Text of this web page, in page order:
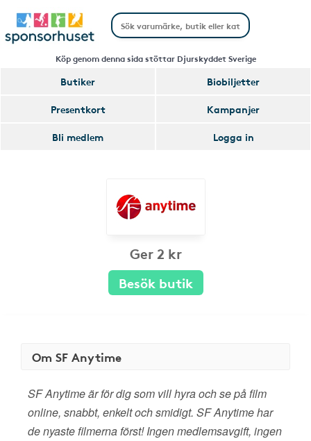
Köp genom denna sida stöttar Djurskyddet Sverige
Butiker
Biobiljetter
Presentkort
Kampanjer
Bli medlem
Logga in
Ger 2 kr
Besök butik
Om SF Anytime
SF Anytime är för dig som vill hyra och se på film
online, snabbt, enkelt och smidigt. SF Anytime har
de nyaste filmerna först! Ingen medlemsavgift, ingen